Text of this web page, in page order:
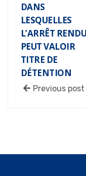
DANS
LESQUELLES
L’ARRÊT RENDU
PEUT VALOIR
TITRE DE
DÉTENTION
Previous post